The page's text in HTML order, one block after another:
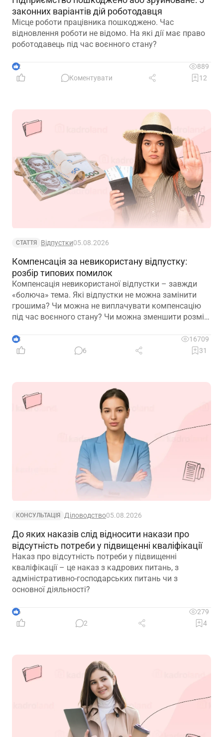
законних варіантів дій роботодавця
Місце роботи працівника пошкоджено. Час
відновлення роботи не відомо. На які дії має право
роботодавець під час воєнного стану?
2
889
Коментувати
12
СТАТТЯ Відпустки05.08.2026
Компенсація за невикористану відпустку:
розбір типових помилок
Компенсація невикористаної відпустки – завжди
«болюча» тема. Які відпустки не можна замінити
грошима? Чи можна не виплачувати компенсацію
під час воєнного стану? Чи можна зменшити розмір
помилки
3
16709
6
31
КОНСУЛЬТАЦІЯ Діловодство05.08.2026
До яких наказів слід відносити накази про
відсутність потреби у підвищенні кваліфікації
Наказ про відсутність потреби у підвищенні
кваліфікації – це наказ з кадрових питань, з
адміністративно-господарських питань чи з
основної діяльності?
6
279
2
4